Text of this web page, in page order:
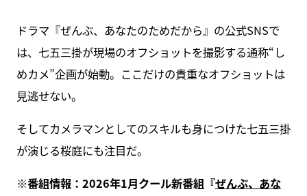
ドラマ『ぜんぶ、あなたのためだから』の公式SNSで
は、七五三掛が現場のオフショットを撮影する通称“し
めカメ”企画が始動。ここだけの貴重なオフショットは
見逃せない。
そしてカメラマンとしてのスキルも身につけた七五三掛
が演じる桜庭にも注目だ。
※番組情報：2026年1月クール新番組『ぜんぶ、あな